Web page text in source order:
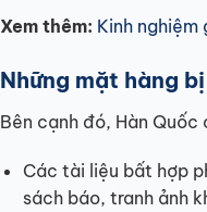
Xem thêm: Kinh nghiệm
Những mặt hàng
Bên cạnh đó, Hàn
Các tài liệu bất hợp
sách báo, tranh ảnh